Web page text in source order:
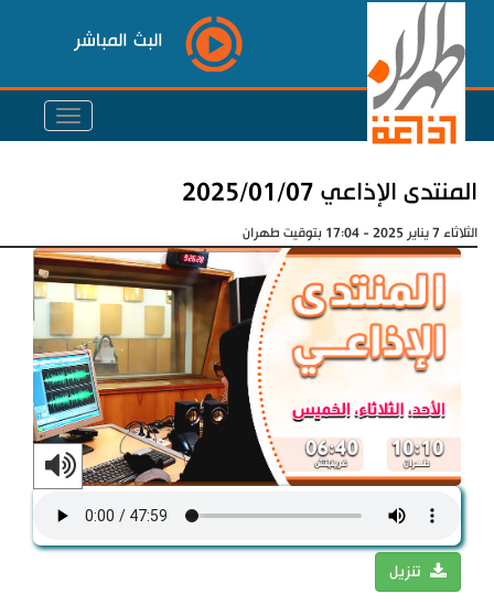
البث المباشر
المنتدى الإذاعي 2025/01/07
الثلاثاء 7 يناير 2025 - 17:04 بتوقيت طهران
تنزيل